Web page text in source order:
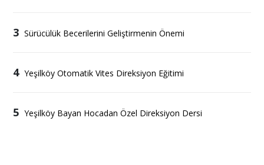
3 Sürücülük Becerilerini Geliştirmenin Önemi
4 Yeşilköy Otomatik Vites Direksiyon Eğitimi
5 Yeşilköy Bayan Hocadan Özel Direksiyon Dersi